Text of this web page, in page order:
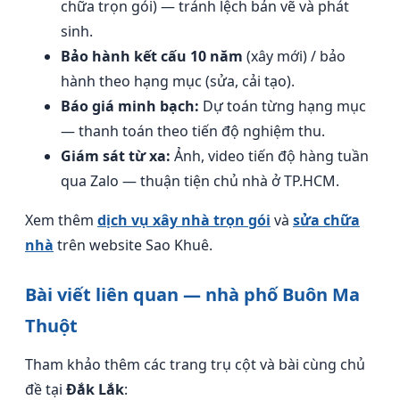
chữa trọn gói) — tránh lệch bản vẽ và phát
sinh.
Bảo hành kết cấu 10 năm (xây mới) / bảo
hành theo hạng mục (sửa, cải tạo).
Báo giá minh bạch: Dự toán từng hạng mục
— thanh toán theo tiến độ nghiệm thu.
Giám sát từ xa: Ảnh, video tiến độ hàng tuần
qua Zalo — thuận tiện chủ nhà ở TP.HCM.
Xem thêm dịch vụ xây nhà trọn gói và sửa chữa
nhà trên website Sao Khuê.
Bài viết liên quan — nhà phố Buôn Ma
Thuột
Tham khảo thêm các trang trụ cột và bài cùng chủ
đề tại Đắk Lắk: